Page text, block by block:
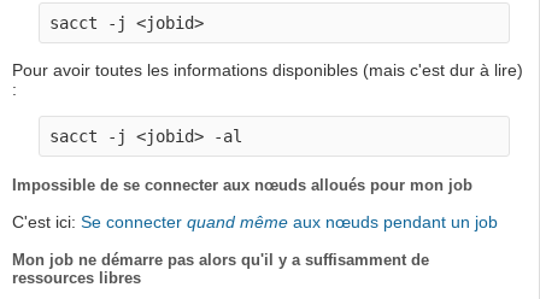
Pour avoir toutes les informations disponibles (mais c'est dur à lire)
:
Impossible de se connecter aux nœuds alloués pour mon job
C'est ici: Se connecter quand même aux nœuds pendant un job
Mon job ne démarre pas alors qu'il y a suffisamment de
ressources libres